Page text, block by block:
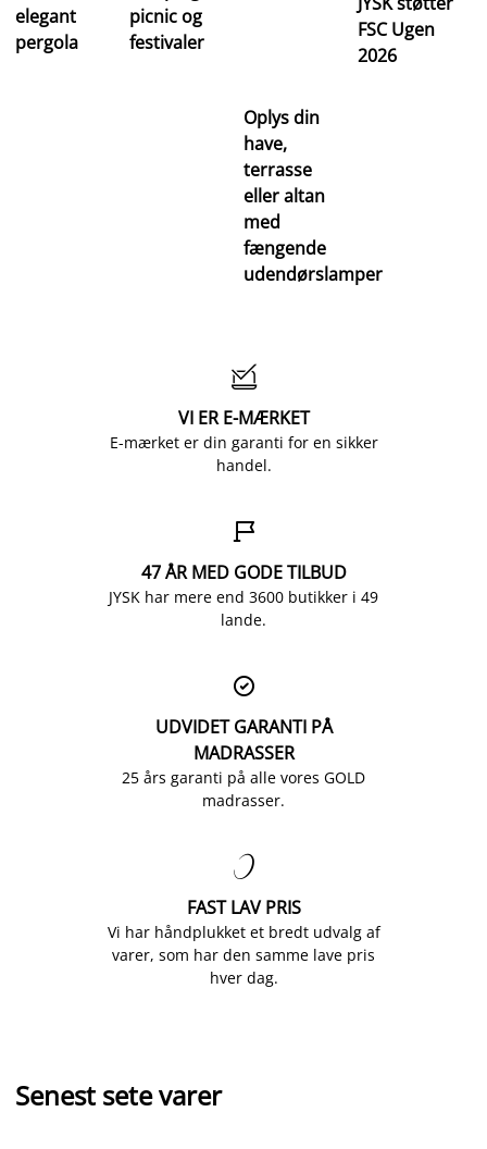
elegant
pergola
picnic og
festivaler
Oplys din
have,
terrasse
eller altan
med
fængende
udendørslamper
FSC Ugen
2026

VI ER E-MÆRKET
E-mærket er din garanti for en sikker
handel.

47 ÅR MED GODE TILBUD
JYSK har mere end 3600 butikker i 49
lande.

UDVIDET GARANTI PÅ
MADRASSER
25 års garanti på alle vores GOLD
madrasser.

FAST LAV PRIS
Vi har håndplukket et bredt udvalg af
varer, som har den samme lave pris
hver dag.
Senest sete varer